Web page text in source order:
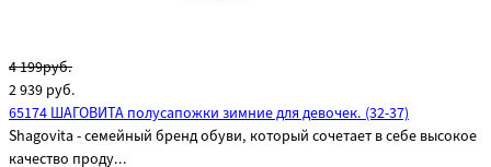
4 199руб.
2 939 руб.
65174 ШАГОВИТА полусапожки зимние для девочек. (32-37)
Shagovita - семейный бренд обуви, который сочетает в себе высокое
качество проду...